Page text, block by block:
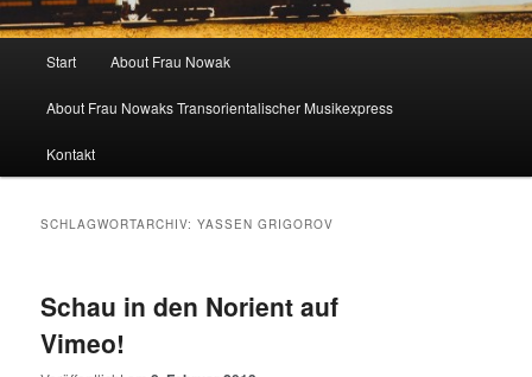
Start About Frau Nowak
About Frau Nowaks Transorientalischer Musikexpress
Kontakt
SCHLAGWORTARCHIV:YASSEN GRIGOROV
Schau in den Norient auf
Vimeo!